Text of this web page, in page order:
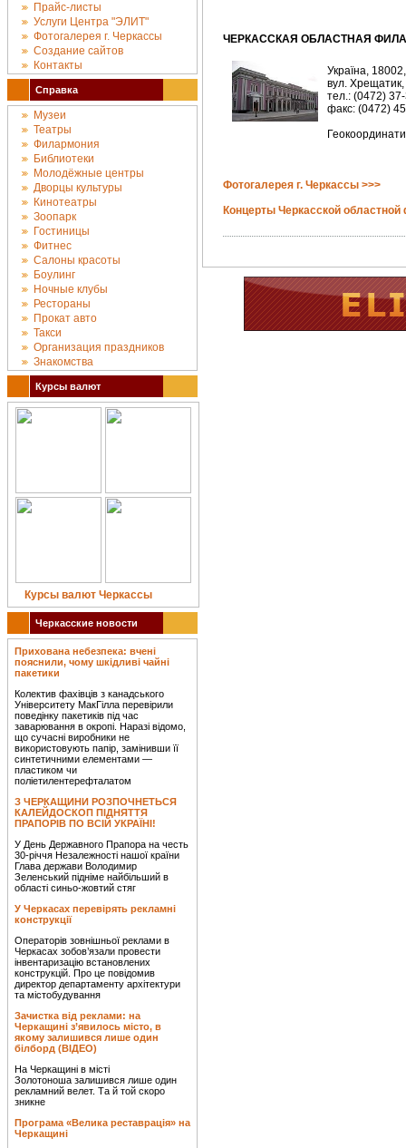
Прайс-листы
Услуги Центра "ЭЛИТ"
Фотогалерея г. Черкассы
Создание сайтов
Контакты
Справка
Музеи
Театры
Филармония
Библиотеки
Молодёжные центры
Дворцы культуры
Кинотеатры
Зоопарк
Гостиницы
Фитнес
Салоны красоты
Боулинг
Ночные клубы
Рестораны
Прокат авто
Такси
Организация праздников
Знакомства
Курсы валют
Курсы валют Черкассы
Черкасские новости
Прихована небезпека: вчені
пояснили, чому шкідливі чайні
пакетики
Колектив фахівців з канадського
Університету МакГілла перевірили
поведінку пакетиків під час
заварювання в окропі. Наразі відомо,
що сучасні виробники не
використовують папір, замінивши її
синтетичними елементами —
пластиком чи
поліетилентерефталатом
З ЧЕРКАЩИНИ РОЗПОЧНЕТЬСЯ
КАЛЕЙДОСКОП ПІДНЯТТЯ
ПРАПОРІВ ПО ВСІЙ УКРАЇНІ!
У День Державного Прапора на честь
30-річчя Незалежності нашої країни
Глава держави Володимир
Зеленський підніме найбільший в
області синьо-жовтий стяг
У Черкасах перевірять рекламні
конструкції
Операторів зовнішньої реклами в
Черкасах зобов’язали провести
інвентаризацію встановлених
конструкцій. Про це повідомив
директор департаменту архітектури
та містобудування
Зачистка від реклами: на
Черкащині з’явилось місто, в
якому залишився лише один
білборд (ВІДЕО)
На Черкащині в місті
Золотоноша залишився лише один
рекламний велет. Та й той скоро
зникне
Програма «Велика реставрація» на
Черкащині
ЧЕРКАССКАЯ ОБЛАСТНАЯ
Україна,
вул.
тел.: (0472)
факс: (0472)
Фотогалерея г. Черкассы >>>
Концерты Черкасской